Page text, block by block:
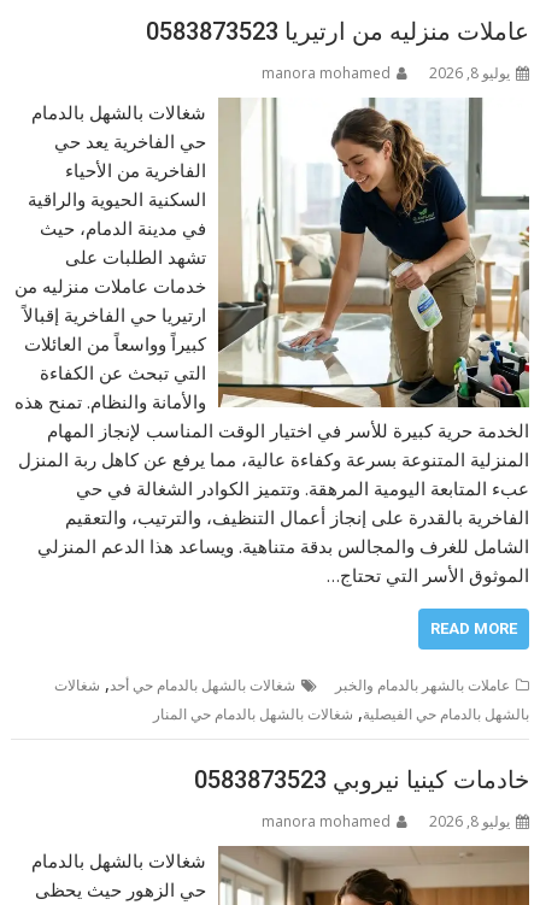
عاملات منزليه من ارتيريا 0583873523
يوليو 8, 2026 manora mohamed
شغالات بالشهل بالدمام
حي الفاخرية يعد حي
الفاخرية من الأحياء
السكنية الحيوية والراقية
في مدينة الدمام، حيث
تشهد الطلبات على
خدمات عاملات منزليه من
ارتيريا حي الفاخرية إقبالاً
كبيراً وواسعاً من العائلات
التي تبحث عن الكفاءة
والأمانة والنظام. تمنح هذه
الخدمة حرية كبيرة للأسر في اختيار الوقت المناسب لإنجاز المهام
المنزلية المتنوعة بسرعة وكفاءة عالية، مما يرفع عن كاهل ربة المنزل
عبء المتابعة اليومية المرهقة. وتتميز الكوادر الشغالة في حي
الفاخرية بالقدرة على إنجاز أعمال التنظيف، والترتيب، والتعقيم
الشامل للغرف والمجالس بدقة متناهية. ويساعد هذا الدعم المنزلي
الموثوق الأسر التي تحتاج…
READ MORE
عاملات بالشهر بالدمام والخبر شغالات بالشهل بالدمام حي أحد, شغالات
بالشهل بالدمام حي الفيصلية, شغالات بالشهل بالدمام حي المنار
خادمات كينيا نيروبي 0583873523
يوليو 8, 2026 manora mohamed
شغالات بالشهل بالدمام
حي الزهور حيث يحظى